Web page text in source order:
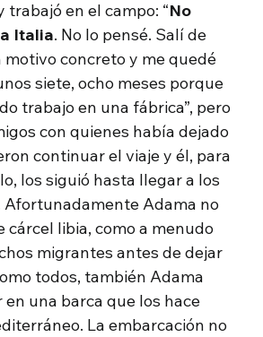
en el campo: “No
Italia. No lo pensé. Salí de
concreto y me quedé
siete, ocho meses porque
trabajo en una fábrica”, pero
con quienes había dejado
continuar el viaje y él, para
los siguió hasta llegar a los
Afortunadamente Adama no
cárcel libia, como a menudo
migrantes antes de dejar
todos, también Adama
una barca que los hace
La embarcación no